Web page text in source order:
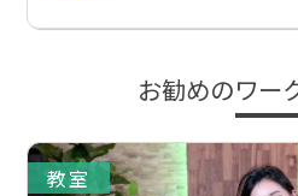
お勧めのワー
教室